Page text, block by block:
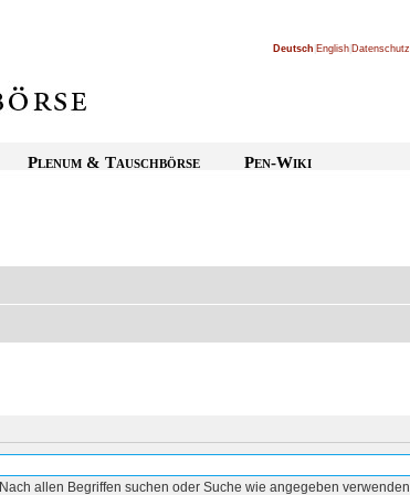
Deutsch English Datenschutz
Plenum & Tauschbörse Pen-Wiki
Nach allen Begriffen suchen oder Suche wie angegeben verwenden